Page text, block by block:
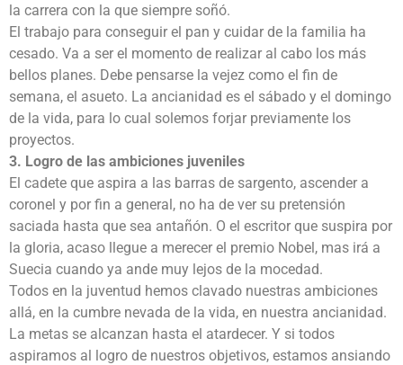
la carrera con la que siempre soñó.
El trabajo para conseguir el pan y cuidar de la familia ha
cesado. Va a ser el momento de realizar al cabo los más
bellos planes. Debe pensarse la vejez como el fin de
semana, el asueto. La ancianidad es el sábado y el domingo
de la vida, para lo cual solemos forjar previamente los
proyectos.
3. Logro de las ambiciones juveniles
El cadete que aspira a las barras de sargento, ascender a
coronel y por fin a general, no ha de ver su pretensión
saciada hasta que sea antañón. O el escritor que suspira por
la gloria, acaso llegue a merecer el premio Nobel, mas irá a
Suecia cuando ya ande muy lejos de la mocedad.
Todos en la juventud hemos clavado nuestras ambiciones
allá, en la cumbre nevada de la vida, en nuestra ancianidad.
La metas se alcanzan hasta el atardecer. Y si todos
aspiramos al logro de nuestros objetivos, estamos ansiando